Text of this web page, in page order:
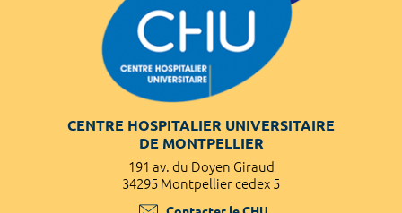
CENTRE HOSPITALIER UNIVERSITAIRE
DE MONTPELLIER
191 av. du Doyen Giraud
34295 Montpellier cedex 5